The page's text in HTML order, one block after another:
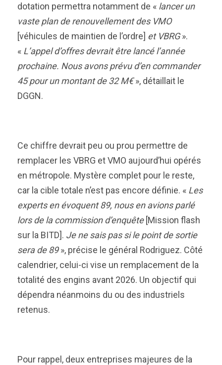
dotation permettra notamment de « lancer un
vaste plan de renouvellement des VMO
[véhicules de maintien de l’ordre] et VBRG».
« L’appel d’offres devrait être lancé l’année
prochaine. Nous avons prévu d’en commander
45 pour un montant de 32 M€», détaillait le
DGGN.
Ce chiffre devrait peu ou prou permettre de
remplacer les VBRG et VMO aujourd’hui opérés
en métropole. Mystère complet pour le reste,
car la cible totale n’est pas encore définie. « Les
experts en évoquent 89, nous en avions parlé
lors de la commission d’enquête[Mission flash
sur la BITD]. Je ne sais pas si le point de sortie
sera de 89», précise le général Rodriguez. Côté
calendrier, celui-ci vise un remplacement de la
totalité des engins avant 2026. Un objectif qui
dépendra néanmoins du ou des industriels
retenus.
Pour rappel, deux entreprises majeures de la